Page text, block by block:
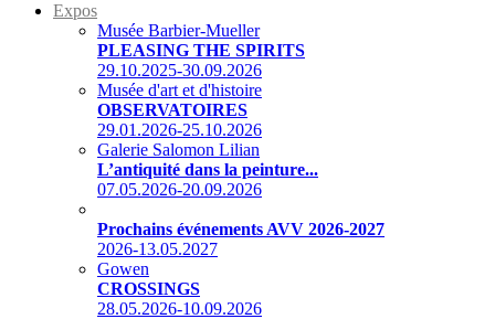
Expos
Musée Barbier-Mueller
PLEASING THE SPIRITS
29.10.2025-30.09.2026
Musée d'art et d'histoire
OBSERVATOIRES
29.01.2026-25.10.2026
Galerie Salomon Lilian
L’antiquité dans la peinture...
07.05.2026-20.09.2026
Prochains événements AVV 2026-2027
2026-13.05.2027
Gowen
CROSSINGS
28.05.2026-10.09.2026